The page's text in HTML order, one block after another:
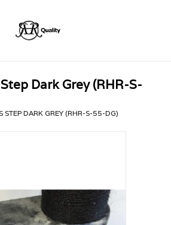
Dark Grey (RHR-S-
STEP DARK GREY (RHR-S-55-DG)